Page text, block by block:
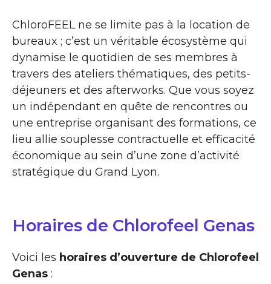
ChloroFEEL ne se limite pas à la location de
bureaux ; c’est un véritable écosystème qui
dynamise le quotidien de ses membres à
travers des ateliers thématiques, des petits-
déjeuners et des afterworks. Que vous soyez
un indépendant en quête de rencontres ou
une entreprise organisant des formations, ce
lieu allie souplesse contractuelle et efficacité
économique au sein d’une zone d’activité
stratégique du Grand Lyon.
Horaires de Chlorofeel Genas
Voici les horaires d’ouverture de Chlorofeel
Genas :